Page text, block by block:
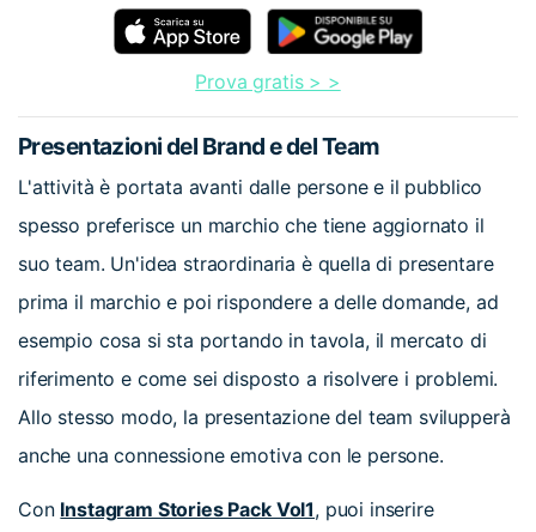
Prova gratis > >
Presentazioni del Brand e del Team
L'attività è portata avanti dalle persone e il pubblico
spesso preferisce un marchio che tiene aggiornato il
suo team. Un'idea straordinaria è quella di presentare
prima il marchio e poi rispondere a delle domande, ad
esempio cosa si sta portando in tavola, il mercato di
riferimento e come sei disposto a risolvere i problemi.
Allo stesso modo, la presentazione del team svilupperà
anche una connessione emotiva con le persone.
Con Instagram Stories Pack Vol1, puoi inserire